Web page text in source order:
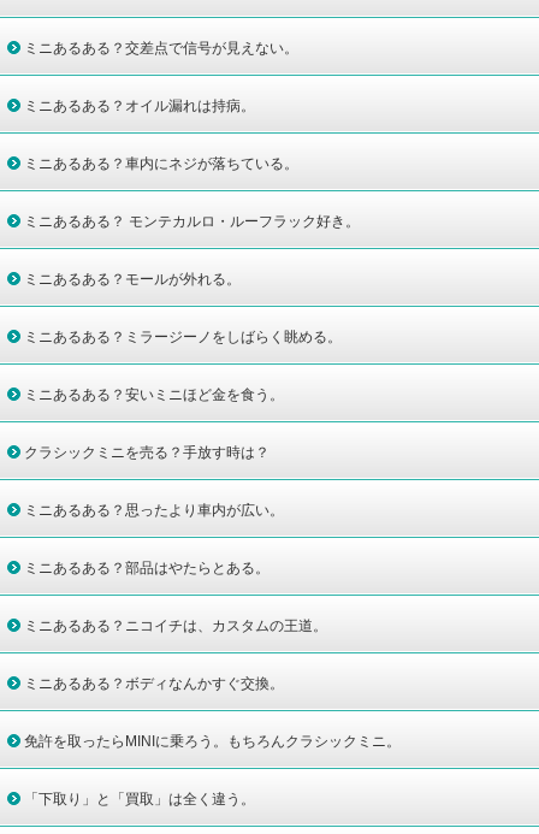
ミニあるある？交差点で信号が見えない。
ミニあるある？オイル漏れは持病。
ミニあるある？車内にネジが落ちている。
ミニあるある？ モンテカルロ・ルーフラック好き。
ミニあるある？モールが外れる。
ミニあるある？ミラージーノをしばらく眺める。
ミニあるある？安いミニほど金を食う。
クラシックミニを売る？手放す時は？
ミニあるある？思ったより車内が広い。
ミニあるある？部品はやたらとある。
ミニあるある？ニコイチは、カスタムの王道。
ミニあるある？ボディなんかすぐ交換。
免許を取ったらMINIに乗ろう。もちろんクラシックミニ。
「下取り」と「買取」は全く違う。